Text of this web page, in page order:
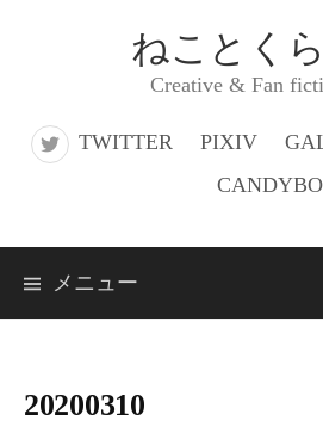
ス
ねことくら
Creative & Fan
TWITTER PIXIV
メニュー
20200310